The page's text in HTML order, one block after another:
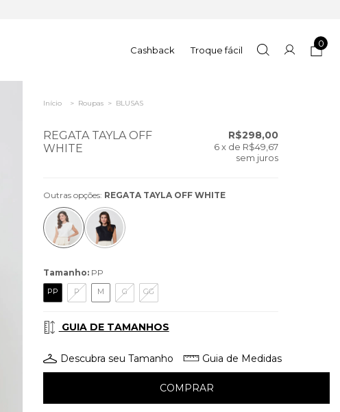
Cashback Troque fácil
0
Início > Roupas > BLUSAS
REGATA TAYLA OFF
WHITE
R$298,00
6 x de R$49,67
sem juros
Outras opções: REGATA TAYLA OFF WHITE
Tamanho: PP
PP P M G GG
GUIA DE TAMANHOS
Descubra seu Tamanho Guia de Medidas